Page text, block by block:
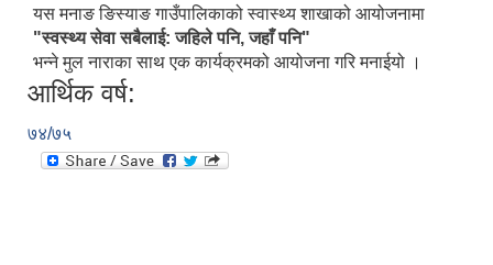
यस मनाङ ङिस्याङ गाउँपालिकाको स्वास्थ्य शाखाको आयोजनामा
"स्वस्थ्य सेवा सबैलाई: जहिले पनि, जहाँ पनि"
भन्ने मुल नाराका साथ एक कार्यक्रमको आयोजना गरि मनाईयो ।
आर्थिक वर्ष:
७४/७५